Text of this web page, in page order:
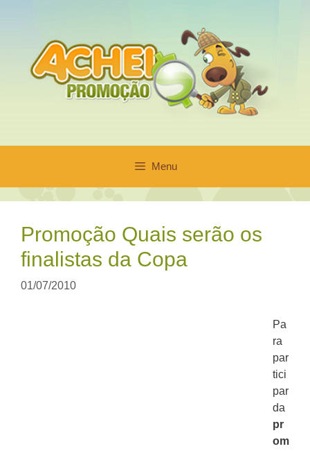
conteúdo
Menu
Promoção Quais serão os
finalistas da Copa
01/07/2010
Pa
ra
par
tici
par
da
pr
om